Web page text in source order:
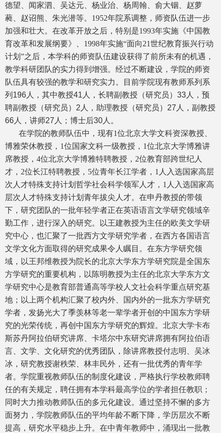
德望、闻家泗、吴达元、杨业治、杨周翰、俞大铟、赵萝
蕤、赵诏熊、朱光潜等。1952年院系调整，师资队伍进一步
加强和壮大。在改革开放之后，特别是1993年实施《中国教
育改革和发展纲要》、1998年实施“面向21世纪教育振兴行动
计划”之后，本学科的师资队伍建设获得了前所未有的机遇，
教学科研团队的实力得到增强。经过不断建设，学院的师资
队伍具有较强的教学和研究实力。目前学院现有教师系列 系
列196人，其中教授41人，长聘副教授（研究员）33人，预
聘副教授（研究员）2人，助理教授（研究员）27人，副教授
66人，讲师27人；博士后30人 。
在学院的教师队伍中，现有1位北京大学文科资深教授、
博雅荣休教授， 1位国家文科一级教授， 1位北京大学博雅讲
席教授，4位北京大学博雅特聘教授，2位教育部跨世纪人
才，2位长江特聘教授，5位青年长江学者，1人入选国家高层
次人才特殊支持计划哲学社会科学领军人才，1人入选国家高
层次人才特殊支持计划青年拔尖人才。在申丹教授的带领
下，研究团队的一批年轻学者正在英语语言文学研究领域辛
勤工作，进行深入的研究。以王建教授为主任的欧美文学研
究中心，也汇聚了一批西方文学研究学者，在西方各国语言
文学文化方面取得的研究成果令人瞩目。在东方学研究领
域，以王邦维教授为院长的北京大学东方学研究院是全国东
方学研究的重要机构，以陈明教授为主任的北京大学东方文
学研究中心是教育部普通高等学校人文社会科学重点研究基
地；以上两个机构汇聚了校内外、国内外的一批东方学研究
学者，发扬光大了季羡林等老一辈学者开创的中国东方学研
究的光荣传统，再创中国东方学研究的辉煌。北京大学卡布
斯苏丹阿拉伯研究讲席、卡塔尔中东研究讲席拥有阿拉伯语
言、文学、文化研究的优秀团队，除讲席教授付志明、吴冰
冰，研究教授谢秩荣、林丰民外，还有一批优秀的青年学
者。学院重视教师队伍的制度化建设，严格执行学校教师聘
任的有关规定，聘任拥有本学科最高学位的学者担任教职；
同时大力推动教师队伍的多元化建设。通过坚持不懈的多方
面努力，学院教师队伍的平均年龄不断下降，学历层次不断
提高，研究水平稳步上升。在中青年教师中，涌现出一批教